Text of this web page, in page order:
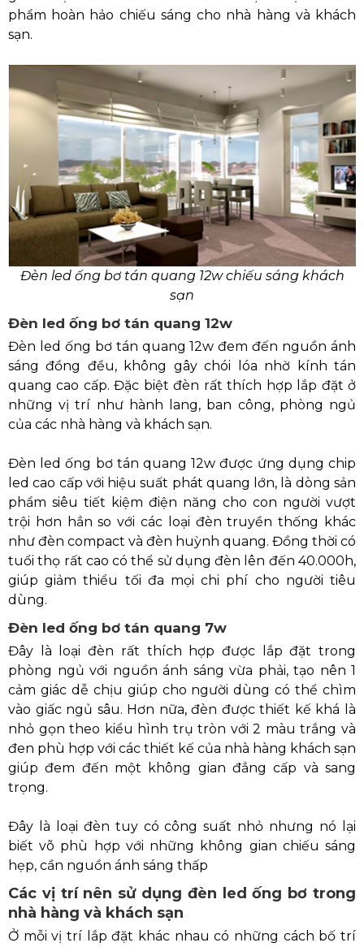
phẩm hoàn hảo chiếu sáng cho nhà hàng và khách
sạn.
Đèn led ống bơ tán quang 12w chiếu sáng khách
sạn
Đèn led ống bơ tán quang 12w
Đèn led ống bơ tán quang 12w đem đến nguồn ánh
sáng đồng đều, không gây chói lóa nhờ kính tán
quang cao cấp. Đặc biệt đèn rất thích hợp lắp đặt ở
những vị trí như hành lang, ban công, phòng ngủ
của các nhà hàng và khách sạn.
Đèn led ống bơ tán quang 12w được ứng dụng chip
led cao cấp với hiệu suất phát quang lớn, là dòng sản
phẩm siêu tiết kiệm điện năng cho con người vượt
trội hơn hẳn so với các loại đèn truyền thống khác
như đèn compact và đèn huỳnh quang. Đồng thời có
tuổi thọ rất cao có thể sử dụng đèn lên đến 40.000h,
giúp giảm thiểu tối đa mọi chi phí cho người tiêu
dùng.
Đèn led ống bơ tán quang 7w
Đây là loại đèn rất thích hợp được lắp đặt trong
phòng ngủ với nguồn ánh sáng vừa phải, tạo nên 1
cảm giác dễ chịu giúp cho người dùng có thể chìm
vào giấc ngủ sâu. Hơn nữa, đèn được thiết kế khá là
nhỏ gọn theo kiểu hình trụ tròn với 2 màu trắng và
đen phù hợp với các thiết kế của nhà hàng khách sạn
giúp đem đến một không gian đẳng cấp và sang
trọng.
Đây là loại đèn tuy có công suất nhỏ nhưng nó lại
biết võ phù hợp với những không gian chiếu sáng
hẹp, cần nguồn ánh sáng thấp
Các vị trí nên sử dụng đèn led ống bơ trong
nhà hàng và khách sạn
Ở mỗi vị trí lắp đặt khác nhau có những cách bố trí